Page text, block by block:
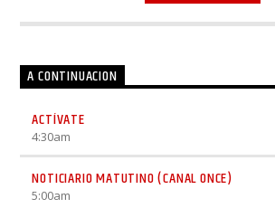
A CONTINUACION
ACTÍVATE
4:30am
NOTICIARIO MATUTINO (CANAL ONCE)
5:00am